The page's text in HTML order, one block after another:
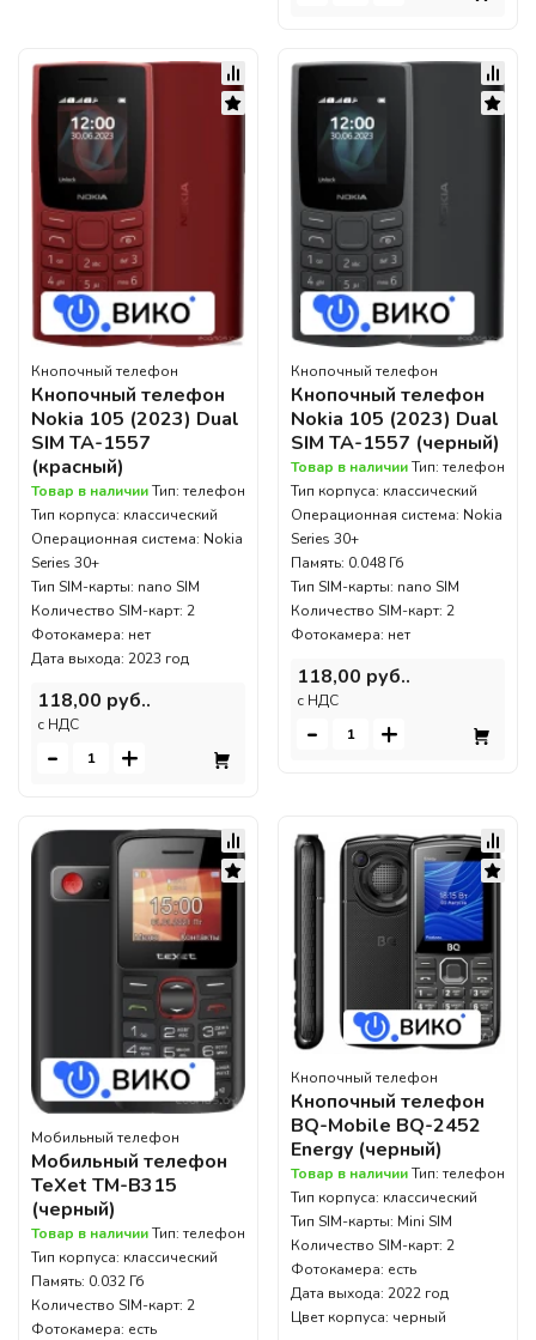
Кнопочный телефон
Кнопочный телефон
Nokia 105 (2023) Dual
SIM TA-1557
(красный)
Товар в наличииТип: телефон
Тип корпуса: классический
Операционная система: Nokia
Series 30+
Тип SIM-карты: nano SIM
Количество SIM-карт: 2
Фотокамера: нет
Дата выхода: 2023 год
118,00 руб..
c НДС
- +
Кнопочный телефон
Кнопочный телефон
Nokia 105 (2023) Dual
SIM TA-1557 (черный)
Товар в наличииТип: телефон
Тип корпуса: классический
Операционная система: Nokia
Series 30+
Память: 0.048 Гб
Тип SIM-карты: nano SIM
Количество SIM-карт: 2
Фотокамера: нет
118,00 руб..
c НДС
- +
Мобильный телефон
Мобильный телефон
TeXet TM-B315
(черный)
Товар в наличииТип: телефон
Тип корпуса: классический
Память: 0.032 Гб
Количество SIM-карт: 2
Фотокамера: есть
Кнопочный телефон
Кнопочный телефон
BQ-Mobile BQ-2452
Energy (черный)
Товар в наличииТип: телефон
Тип корпуса: классический
Тип SIM-карты: Mini SIM
Количество SIM-карт: 2
Фотокамера: есть
Дата выхода: 2022 год
Цвет корпуса: черный